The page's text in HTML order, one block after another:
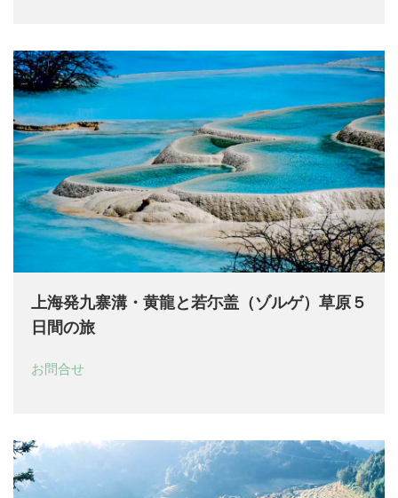
上海発九寨溝・黄龍と若尓盖（ゾルゲ）草原５
日間の旅
お問合せ